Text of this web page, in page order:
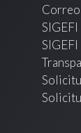
SIGEFI